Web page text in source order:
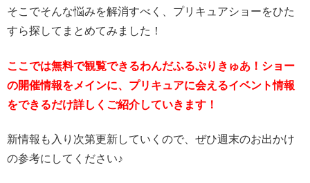
そこでそんな悩みを解消すべく、プリキュアショーをひた
すら探してまとめてみました！
ここでは無料で観覧できるわんだふるぷりきゅあ！ショー
の開催情報をメインに、プリキュアに会えるイベント情報
をできるだけ詳しくご紹介していきます！
新情報も入り次第更新していくので、ぜひ週末のお出かけ
の参考にしてください♪